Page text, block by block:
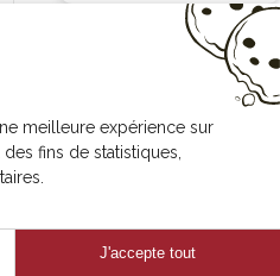
Dé doré n°4 - 15,3 mm
70 91212
meilleure expérience sur
fins de statistiques,
J'accepte tout